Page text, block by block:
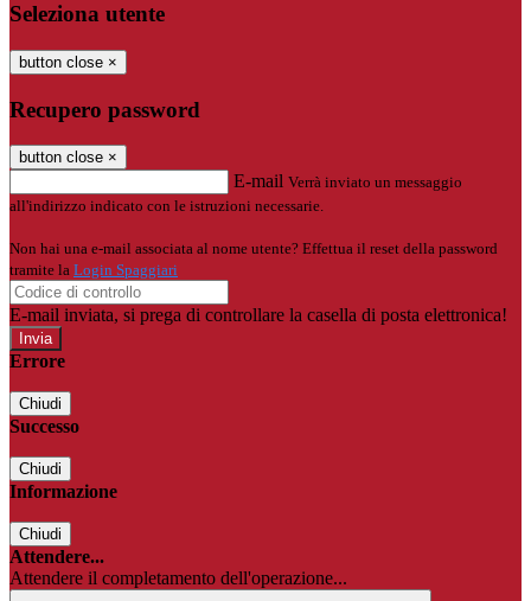
Seleziona utente
button close ×
Recupero password
button close ×
E-mail Verrà inviato un messaggio
all'indirizzo indicato con le istruzioni necessarie.
Non hai una e-mail associata al nome utente? Effettua il reset della password
tramite la Login Spaggiari
E-mail inviata, si prega di controllare la casella di posta elettronica!
Errore
Chiudi
Successo
Chiudi
Informazione
Chiudi
Attendere...
Attendere il completamento dell'operazione...